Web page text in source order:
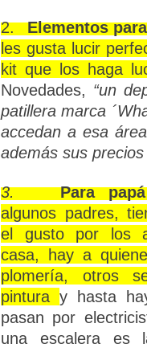
2.
Elementos
les gusta lucir
kit que los haga
Novedades, “un
patillera marca
accedan a esa
además sus
3.
Para
algunos padres,
el gusto por los
casa, hay a
plomería, otros
pinturay hasta
pasan por
una escalera es